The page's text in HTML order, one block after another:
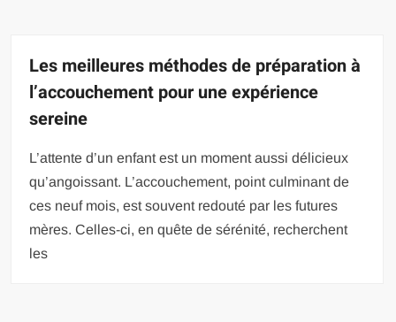
Les meilleures méthodes de préparation à
l’accouchement pour une expérience
sereine
L’attente d’un enfant est un moment aussi délicieux
qu’angoissant. L’accouchement, point culminant de
ces neuf mois, est souvent redouté par les futures
mères. Celles-ci, en quête de sérénité, recherchent
les